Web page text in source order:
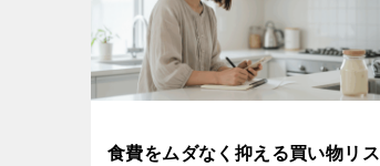
食費をムダなく抑える買い物リス